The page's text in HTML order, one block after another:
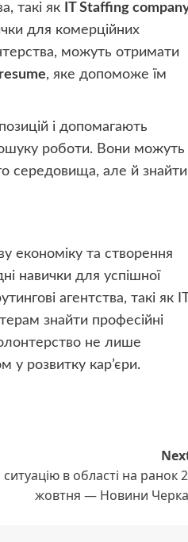
такі як IT Staffing
для комерційних
можуть отримати
, яке допоможе їм
і допомагають
роботи. Вони можуть
середовища, але й знайти
економіку та створення
навички для успішної
агентства, такі як
знайти професійні
не лише
у розвитку кар’єри.
в області на ранок
жовтня — Новини